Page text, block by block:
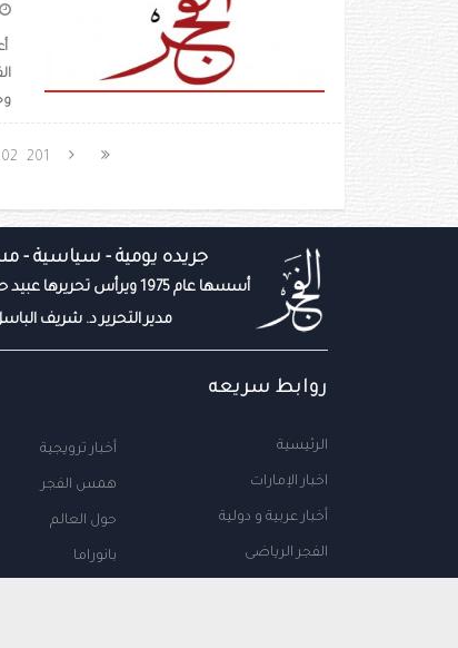
201
جريده يومية - سياسية -
أسسها عام 1975 ويرأس تحريرها عبيد حميد المزروعي
مدير التحرير د. شريف
روابط سريعه
الرئيسية
اخبار الإمارات
أخبار عربية و دولية
الفجر الرياضى
أخبار ترويجية
همس الفجر
حول العالم
بانوراما